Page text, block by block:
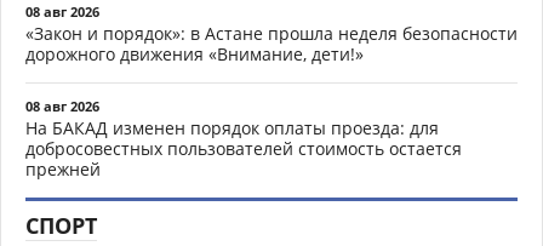
08 авг 2026
«Закон и порядок»: в Астане прошла неделя безопасности
дорожного движения «Внимание, дети!»
08 авг 2026
На БАКАД изменен порядок оплаты проезда: для
добросовестных пользователей стоимость остается
прежней
СПОРТ